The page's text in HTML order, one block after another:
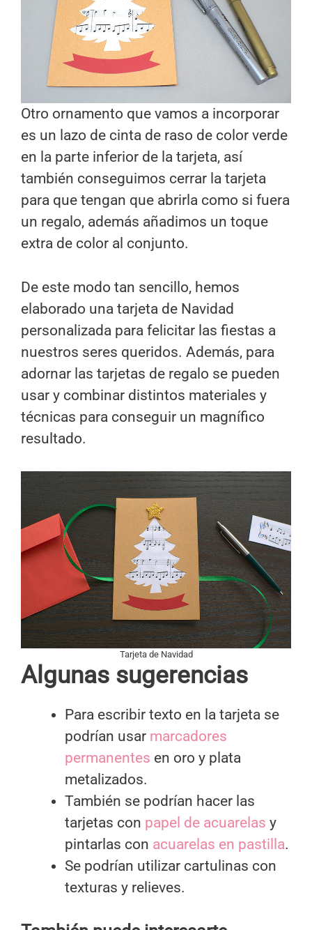
Otro ornamento que vamos a incorporar
es un lazo de cinta de raso de color verde
en la parte inferior de la tarjeta, así
también conseguimos cerrar la tarjeta
para que tengan que abrirla como si fuera
un regalo, además añadimos un toque
extra de color al conjunto.
De este modo tan sencillo, hemos
elaborado una tarjeta de Navidad
personalizada para felicitar las fiestas a
nuestros seres queridos. Además, para
adornar las tarjetas de regalo se pueden
usar y combinar distintos materiales y
técnicas para conseguir un magnífico
resultado.
Tarjeta de Navidad
Algunas sugerencias
Para escribir texto en la tarjeta se
podrían usar marcadores
permanentes en oro y plata
metalizados.
También se podrían hacer las
tarjetas con papel de acuarelas y
pintarlas con acuarelas en pastilla.
Se podrían utilizar cartulinas con
texturas y relieves.